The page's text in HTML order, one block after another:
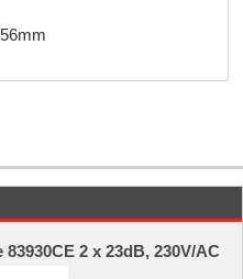
2 x 23dB, 230V/AC